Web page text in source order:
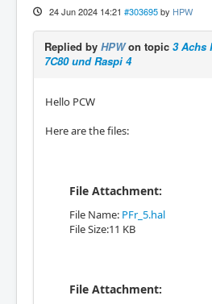
24 Jun 2024 14:21 #303695 by HPW
Replied by HPWon topic 3 Achs
7C80 und Raspi 4
Hello PCW
Here are the files:
File Attachment:
File Name: PFr_5.hal
File Size:11 KB
File Attachment: